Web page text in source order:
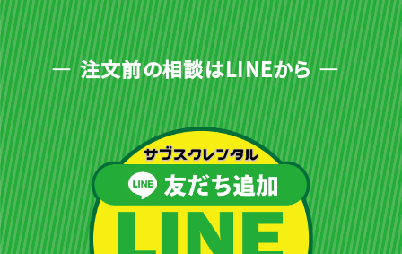
注文前の相談はLINEから